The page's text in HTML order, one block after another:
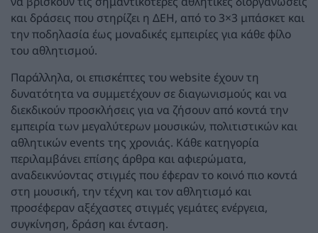
και δράσεις που στηρίζει η ΔΕΗ, από το 3×3 μπάσκετ και
την ποδηλασία έως μοναδικές εμπειρίες για κάθε φίλο
του αθλητισμού.
Παράλληλα, οι επισκέπτες του website έχουν τη
δυνατότητα να συμμετέχουν σε διαγωνισμούς και να
διεκδικούν προσκλήσεις για να ζήσουν από κοντά την
εμπειρία των μεγαλύτερων μουσικών, πολιτιστικών και
αθλητικών events της χρονιάς. Κάθε κατηγορία
περιλαμβάνει επίσης άρθρα και αφιερώματα,
αναδεικνύοντας στιγμές που έφεραν το κοινό πιο κοντά
στη μουσική, την τέχνη και τον αθλητισμό και
προσέφεραν αξέχαστες στιγμές γεμάτες ενέργεια,
συγκίνηση, δράση και ένταση.